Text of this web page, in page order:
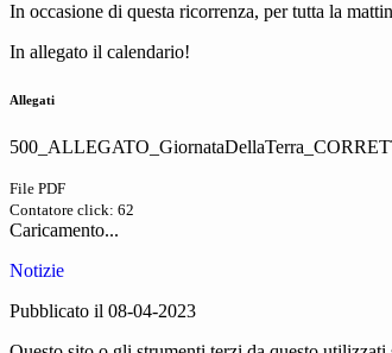
In occasione di questa ricorrenza, per tutta la
In allegato il calendario!
Allegati
File PDF
Contatore click: 62
Caricamento...
Notizie
Pubblicato il 08-04-2023